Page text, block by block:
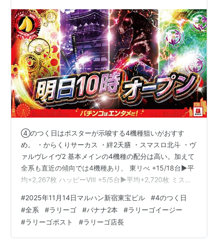
④のつく日はポスターが示唆する4機種狙いがおすす
め。 ・からくりサーカス ・絆2天膳 ・スマスロ北斗 ・ヴ
ァルヴレイヴ2 基本メインの4機種の配分は高い。加えて
全系も直近の傾向では4機種あり。 東リべ +15/18台▶️平
均+2,267枚 ハッピーVⅢ +5/5台▶️平均+2,720枚 ミスタ
平均+1,567枚 上記の4機種が全系対象で間違いないか
と。 この日のラリーゴポストがこちら。 こんばんは♪新
宿東宝ビルラリーゴです🦍今日は大山ハッピーロード、
ピエロ様のクレープをご紹介☺︎とにかくメニュー多すぎ
#2025年11月14日マルハン新宿東宝ビル #4のつく日
#全系 #ラリーゴ #バナナ2本 #ラリーゴイージー
#ラリーゴポスト #ラリーゴ店長